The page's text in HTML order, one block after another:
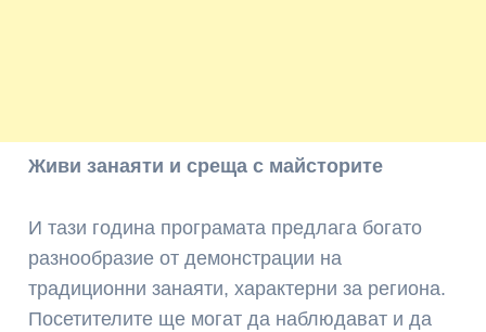
Живи занаяти и среща с майсторите
И тази година програмата предлага богато
разнообразие от демонстрации на
традиционни занаяти, характерни за региона.
Посетителите ще могат да наблюдават и да